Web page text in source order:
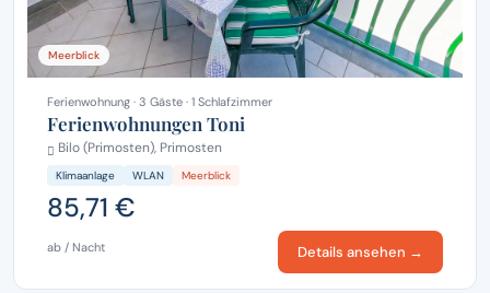
Meerblick
Ferienwohnung · 3 Gäste · 1 Schlafzimmer
Ferienwohnungen Toni
Bilo (Primosten), Primosten
Klimaanlage WLAN Meerblick
85,71 €
ab / Nacht Details ansehen →